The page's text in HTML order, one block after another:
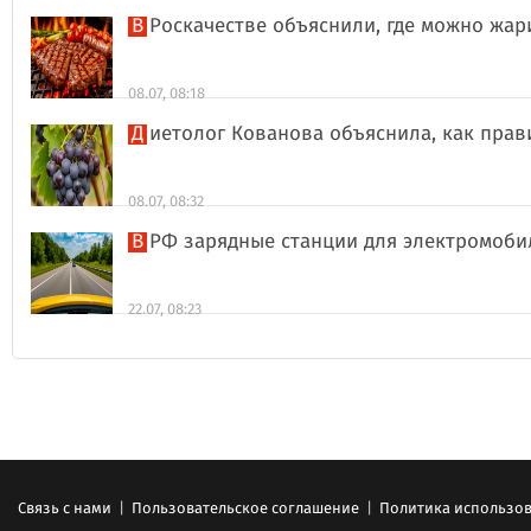
В Роскачестве объяснили, где можно
08.07, 08:18
Диетолог Кованова объяснила, как
08.07, 08:32
В РФ зарядные станции для
22.07, 08:23
Связь с нами | Пользовательское соглашение | Политика